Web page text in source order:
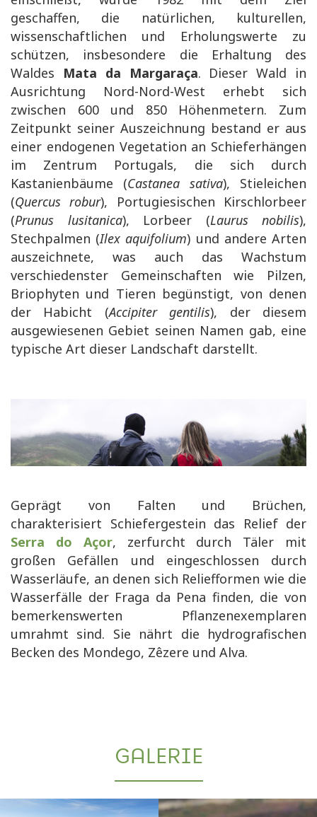
geschaffen, die natürlichen, kulturellen,
wissenschaftlichen und Erholungswerte zu
schützen, insbesondere die Erhaltung des
Waldes Mata da Margaraça. Dieser Wald in
Ausrichtung Nord-Nord-West erhebt sich
zwischen 600 und 850 Höhenmetern. Zum
Zeitpunkt seiner Auszeichnung bestand er aus
einer endogenen Vegetation an Schieferhängen
im Zentrum Portugals, die sich durch
Kastanienbäume (Castanea sativa), Stieleichen
(Quercus robur), Portugiesischen Kirschlorbeer
(Prunus lusitanica), Lorbeer (Laurus nobilis),
Stechpalmen (Ilex aquifolium) und andere Arten
auszeichnete, was auch das Wachstum
verschiedenster Gemeinschaften wie Pilzen,
Briophyten und Tieren begünstigt, von denen
der Habicht (Accipiter gentilis), der diesem
ausgewiesenen Gebiet seinen Namen gab, eine
typische Art dieser Landschaft darstellt.
Geprägt von Falten und Brüchen,
charakterisiert Schiefergestein das Relief der
Serra do Açor, zerfurcht durch Täler mit
großen Gefällen und eingeschlossen durch
Wasserläufe, an denen sich Reliefformen wie die
Wasserfälle der Fraga da Pena finden, die von
bemerkenswerten Pflanzenexemplaren
umrahmt sind. Sie nährt die hydrografischen
Becken des Mondego, Zêzere und Alva.
GALERIE